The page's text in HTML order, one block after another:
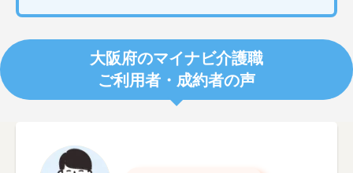
大阪府のマイナビ介護職
ご利用者・成約者の声